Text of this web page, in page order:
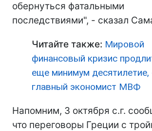
обернуться фатальными
последствиями", - сказал
Читайте также: Мировой
финансовый кризис
еще минимум десятилетие,
главный экономист МВФ
Напомним, 3 октября с.г.
что переговоры Греции с